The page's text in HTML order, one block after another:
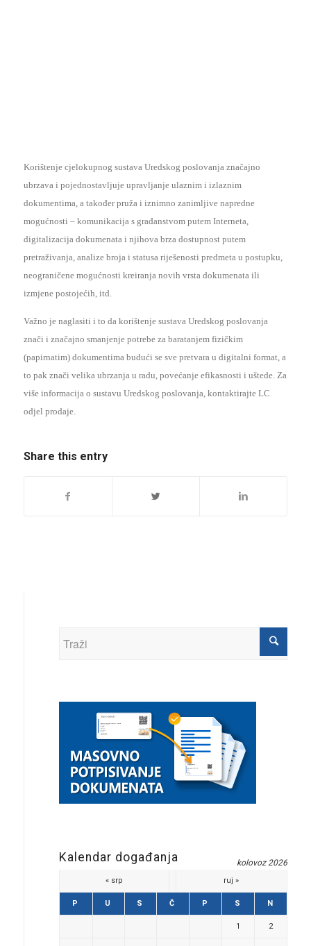
Korištenje cjelokupnog sustava Uredskog poslovanja značajno
ubrzava i pojednostavljuje upravljanje ulaznim i izlaznim
dokumentima, a također pruža i iznimno zanimljive napredne
mogućnosti – komunikacija s građanstvom putem Interneta,
digitalizacija dokumenata i njihova brza dostupnost putem
pretraživanja, analize broja i statusa riješenosti predmeta u postupku,
neograničene mogućnosti kreiranja novih vrsta dokumenata ili
izmjene postojećih, itd.
Važno je naglasiti i to da korištenje sustava Uredskog poslovanja
znači i značajno smanjenje potrebe za baratanjem fizičkim
(papirnatim) dokumentima budući se sve pretvara u digitalni format, a
to pak znači velika ubrzanja u radu, povećanje efikasnosti i uštede. Za
više informacija o sustavu Uredskog poslovanja, kontaktirajte LC
odjel prodaje.
Share this entry
Kalendar događanja kolovoz 2026
P U S Č P S N
1 2
« srp ruj »